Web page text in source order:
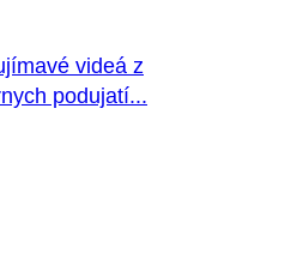
videá z
podujatí...